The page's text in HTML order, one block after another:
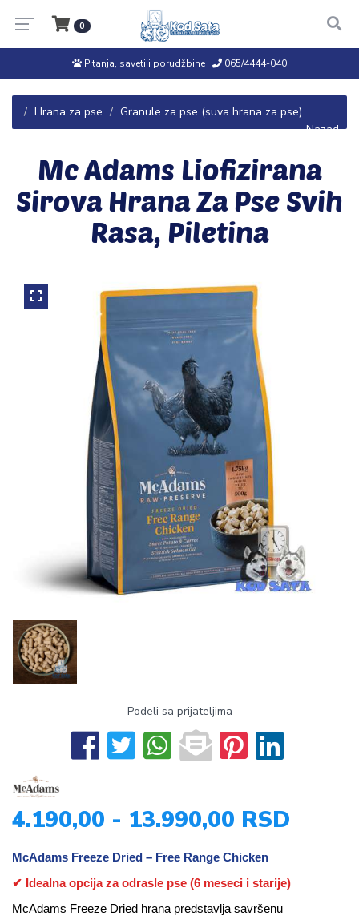
0
Pitanja, saveti i porudžbine 065/4444-040
Hrana za pse
Granule za pse (suva hrana za pse)
← Nazad
Mc Adams Liofizirana
Sirova Hrana Za Pse Svih
Rasa, Piletina
Podeli sa prijateljima
4.190,00 - 13.990,00 RSD
McAdams Freeze Dried – Free Range Chicken
✔ Idealna opcija za odrasle pse (6 meseci i starije)
McAdams Freeze Dried hrana predstavlja savršenu